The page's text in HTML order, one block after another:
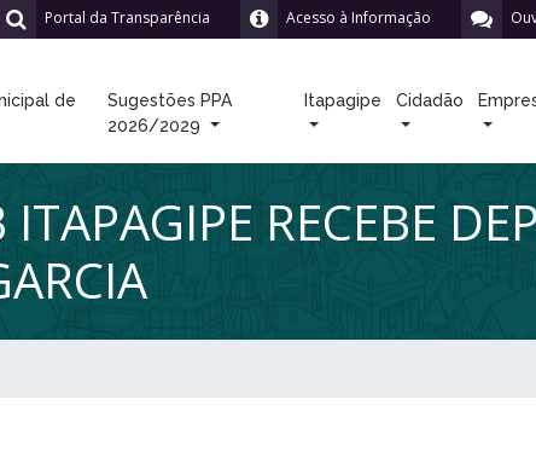
Acesso à Informação
Portal da Transparência
de
Sugestões PPA
2026/2029
Itapagipe Cidadão
RECEBE